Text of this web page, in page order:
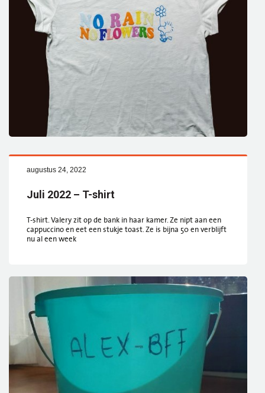
augustus 24, 2022
Juli 2022 – T-shirt
T-shirt. Valery zit op de bank in haar kamer. Ze nipt aan een
cappuccino en eet een stukje toast. Ze is bijna 50 en verblijft
nu al een week